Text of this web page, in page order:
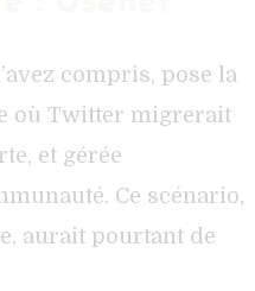
compris, pose la
où Twitter migrerait
et gérée
Ce scénario,
aurait pourtant de